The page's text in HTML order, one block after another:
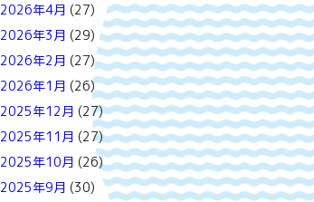
2026年4月 (27)
2026年3月 (29)
2026年2月 (27)
2026年1月 (26)
2025年12月 (27)
2025年11月 (27)
2025年10月 (26)
2025年9月 (30)